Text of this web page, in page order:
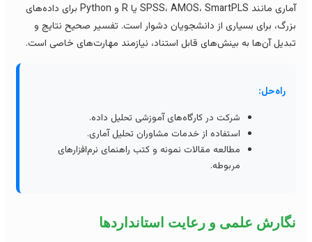
آماری مانند SPSS، AMOS، SmartPLS یا R و Python برای داده‌های
برای بسیاری از دانشجویان دشوار است. تفسیر صحیح نتایج و
آن‌ها به بینش‌های قابل استناد، نیازمند مهارت‌های خاصی است.
راه‌حل:
شرکت در کارگاه‌های آموزشی تحلیل داده.
استفاده از خدمات مشاوران تحلیل آماری.
مطالعه مقالات نمونه و کتب راهنمای نرم‌افزارهای
مربوطه.
علمی و رعایت استانداردها